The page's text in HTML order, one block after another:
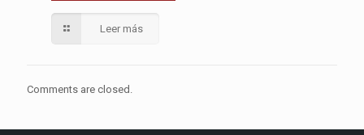
Leer más
Comments are closed.